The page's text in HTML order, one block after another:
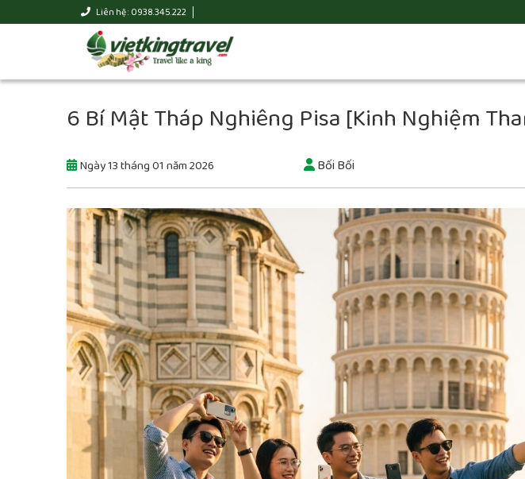
Liên hệ : 0938.345.222
6 Bí Mật Tháp Nghiêng Pisa [Kinh Nghiệm
Ngày 13 tháng 01 năm 2026 Bối Bối